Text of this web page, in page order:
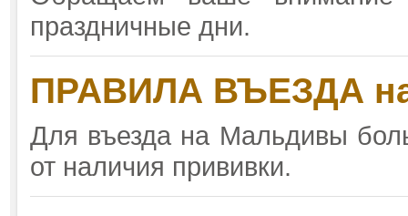
праздничные дни.
ПРАВИЛА ВЪЕЗДА
Для въезда на Мальдивы
от наличия прививки.